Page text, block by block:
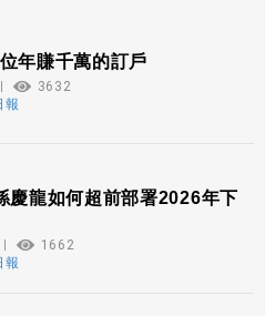
年賺千萬的訂戶
3632
報
慶龍如何超前部署2026年下
1662
報